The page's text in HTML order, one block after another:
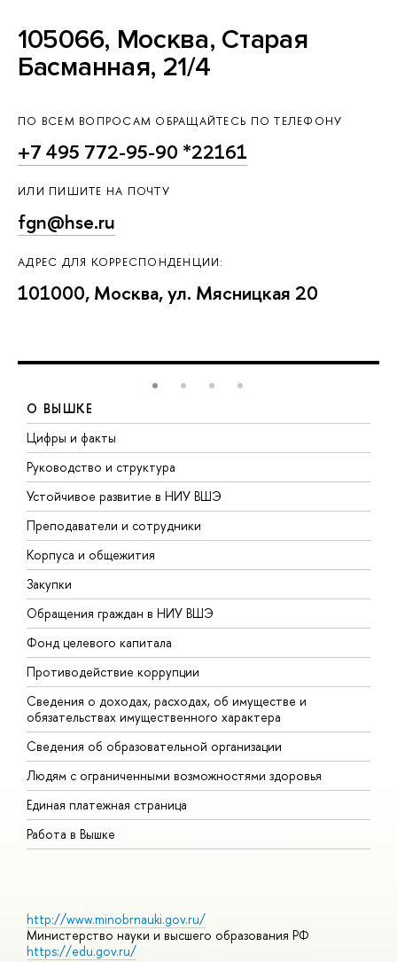
105066, Москва, Старая
Басманная, 21/4
ПО ВСЕМ ВОПРОСАМ ОБРАЩАЙТЕСЬ ПО ТЕЛЕФОНУ
+7 495 772-95-90 *22161
ИЛИ ПИШИТЕ НА ПОЧТУ
fgn@hse.ru
АДРЕС ДЛЯ КОРРЕСПОНДЕНЦИИ:
101000, Москва, ул. Мясницкая 20
О ВЫШКЕ
Цифры и факты
Руководство и структура
Устойчивое развитие в НИУ ВШЭ
Преподаватели и сотрудники
Корпуса и общежития
Закупки
Обращения граждан в НИУ ВШЭ
Фонд целевого капитала
Противодействие коррупции
Сведения о доходах, расходах, об имуществе и
обязательствах имущественного характера
Сведения об образовательной организации
Людям с ограниченными возможностями здоровья
Единая платежная страница
Работа в Вышке
http://www.minobrnauki.gov.ru/
Министерство науки и высшего образования РФ
https://edu.gov.ru/